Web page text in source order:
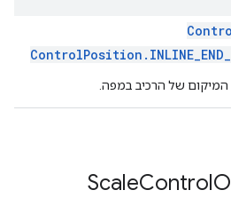
של הרכיב במפה.
ScaleControl